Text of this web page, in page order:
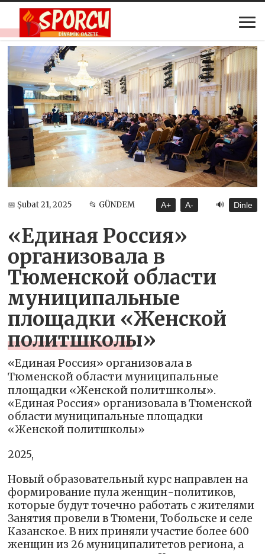
📅 Şubat 21, 2025 📂 GÜNDEM A+ A- 🔊 Dinle
«Единая Россия»
организовала в
Тюменской области
муниципальные
площадки «Женской
политшколы»
«Единая Россия» организовала в
Тюменской области муниципальные
площадки «Женской политшколы».
«Единая Россия» организовала в Тюменской
области муниципальные площадки
«Женской политшколы»
2025,
Новый образовательный курс направлен на
формирование пула женщин-политиков,
которые будут точечно работать с жителями
Занятия провели в Тюмени, Тобольске и селе
Казанское. В них приняли участие более 600
женщин из 26 муниципалитетов региона, а